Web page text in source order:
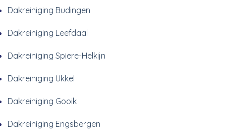
Dakreiniging Budingen
Dakreiniging Leefdaal
Dakreiniging Spiere-Helkijn
Dakreiniging Ukkel
Dakreiniging Gooik
Dakreiniging Engsbergen